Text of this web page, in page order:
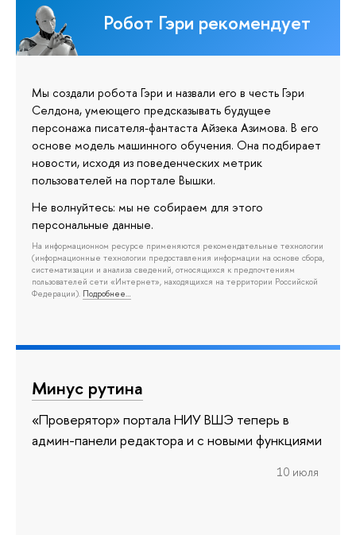
Робот Гэри рекомендует
Мы создали робота Гэри и назвали его в честь Гэри
Селдона, умеющего предсказывать будущее
персонажа писателя-фантаста Айзека Азимова. В его
основе модель машинного обучения. Она подбирает
новости, исходя из поведенческих метрик
пользователей на портале Вышки.
Не волнуйтесь: мы не собираем для этого
персональные данные.
На информационном ресурсе применяются рекомендательные технологии
(информационные технологии предоставления информации на основе сбора,
систематизации и анализа сведений, относящихся к предпочтениям
пользователей сети «Интернет», находящихся на территории Российской
Федерации). Подробнее…
Минус рутина
«Проверятор» портала НИУ ВШЭ теперь в
админ-панели редактора и с новыми функциями
10 июля